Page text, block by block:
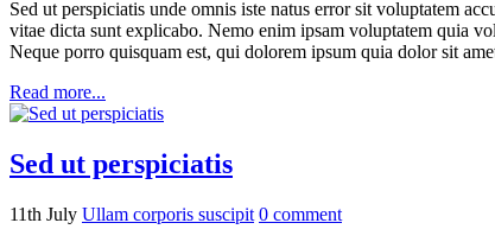
Sed ut perspiciatis unde omnis iste natus error sit voluptatem
vitae dicta sunt explicabo. Nemo enim ipsam voluptatem quia
Neque porro quisquam est, qui dolorem ipsum quia dolor sit
Read more...
Sed ut perspiciatis
11th July Ullam corporis suscipit 0 comment